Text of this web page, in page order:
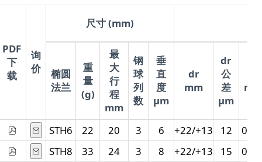
PDF
下
载
询
价
尺寸 (mm)
椭圆
法兰
重
量
(g)
最
大
行
程
mm
钢
球
列
数
垂
直
度
μm
dr
mm
dr
公
差
μm
mm
STH6 22 20 3 6 +22/+13 12
0/-
STH8
33 24 3 8 +22/+13 15
0/-